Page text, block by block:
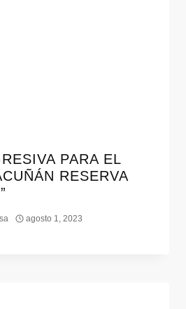
PARA EL
RESERVA
agosto 1, 2023